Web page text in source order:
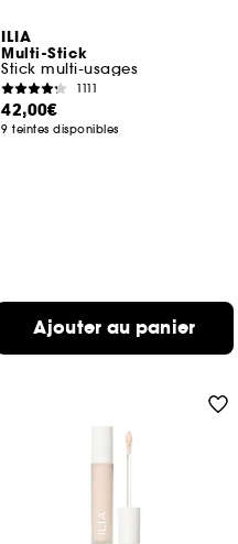
ILIA
Multi-Stick
Stick multi-usages
1111
42,00€
9 teintes disponibles
Ajouter au panier